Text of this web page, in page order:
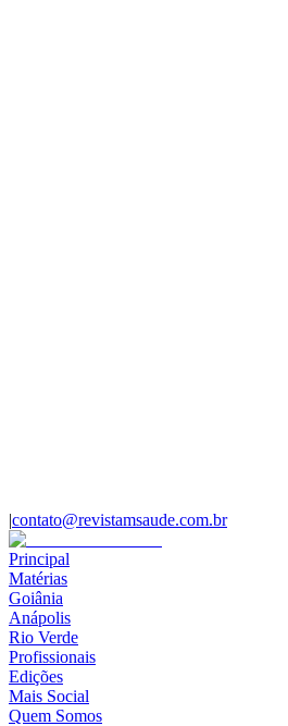
|contato@revistamsaude.com.br
Principal
Matérias
Goiânia
Anápolis
Rio Verde
Profissionais
Edições
Mais Social
Quem Somos